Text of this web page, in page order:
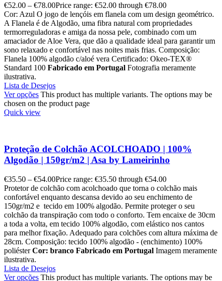
€52.00 – €78.00Price range: €52.00 through €78.00
Cor: Azul O jogo de lençóis em flanela com um design geométrico.
A Flanela é de Algodão, uma fibra natural com propriedades
termorreguladoras e amiga da nossa pele, combinado com um
amaciador de Aloe Vera, que dão a qualidade ideal para garantir um
sono relaxado e confortável nas noites mais frias. Composição:
Flanela 100% algodão c/aloé vera Certificado: Okeo-TEX®
Standard 100 Fabricado em Portugal Fotografia meramente
ilustrativa.
Lista de Desejos
Ver opções This product has multiple variants. The options may be
chosen on the product page
Quick view
Proteção de Colchão ACOLCHOADO | 100%
Algodão | 150gr/m2 | Asa by Lameirinho
€35.50 – €54.00Price range: €35.50 through €54.00
Protetor de colchão com acolchoado que torna o colchão mais
confortável enquanto descansa devido ao seu enchimento de
150gr/m2 e tecido em 100% algodão. Permite proteger o seu
colchão da transpiração com todo o conforto. Tem encaixe de 30cm
a toda a volta, em tecido 100% algodão, com elástico nos cantos
para melhor fixação. Adequado para colchões com altura máxima de
28cm. Composição: tecido 100% algodão - (enchimento) 100%
poliésterCor: branco Fabricado em Portugal Imagem meramente
ilustrativa.
Lista de Desejos
Ver opções This product has multiple variants. The options may be